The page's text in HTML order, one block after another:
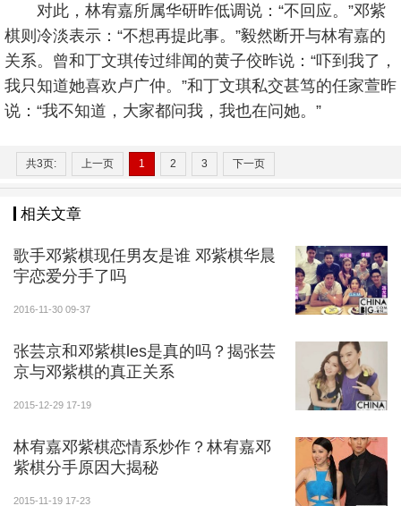
对此，林宥嘉所属华研昨低调说：“不回应。”邓紫
棋则冷淡表示：“不想再提此事。”毅然断开与林宥嘉的
关系。曾和丁文琪传过绯闻的黄子佼昨说：“吓到我了，
我只知道她喜欢卢广仲。”和丁文琪私交甚笃的任家萱昨
说：“我不知道，大家都问我，我也在问她。”
共3页: 上一页 1 2 3 下一页
相关文章
歌手邓紫棋现任男友是谁 邓紫棋华晨
宇恋爱分手了吗
2016-11-30 09-37
张芸京和邓紫棋les是真的吗？揭张芸
京与邓紫棋的真正关系
2015-12-29 17-19
林宥嘉邓紫棋恋情系炒作？林宥嘉邓
紫棋分手原因大揭秘
2015-11-19 17-23